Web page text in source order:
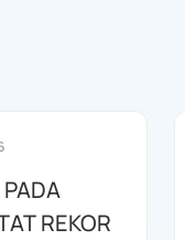
REKOR